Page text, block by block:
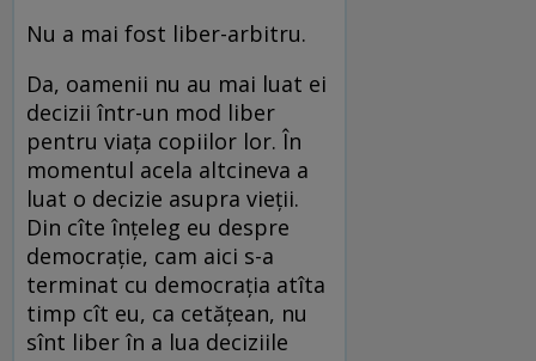
Nu a mai fost liber-arbitru.
Da, oamenii nu au mai luat ei
decizii într-un mod liber
pentru viața copiilor lor. În
momentul acela altcineva a
luat o decizie asupra vieții.
Din cîte înțeleg eu despre
democrație, cam aici s-a
terminat cu democrația atîta
timp cît eu, ca cetățean, nu
sînt liber în a lua deciziile